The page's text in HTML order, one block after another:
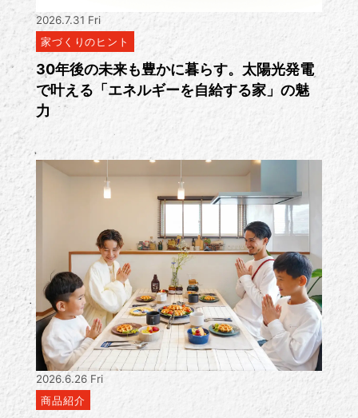
2026.7.31 Fri
家づくりのヒント
30年後の未来も豊かに暮らす。太陽光発電
で叶える「エネルギーを自給する家」の魅
力
2026.6.26 Fri
商品紹介